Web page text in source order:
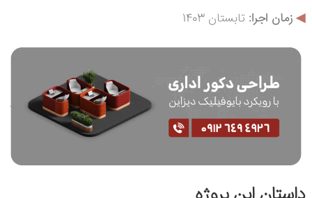
◀زمان اجرا: تابستان 1403